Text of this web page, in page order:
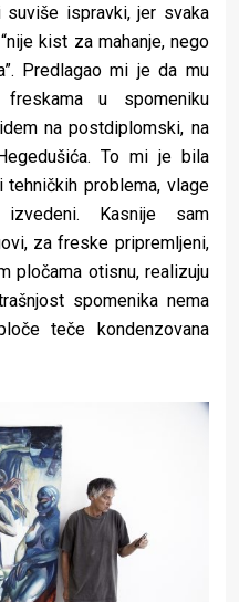
suviše ispravki, jer svaka
kist za mahanje, nego
Predlagao mi je da mu
u spomeniku
na postdiplomski, na
To mi je bila
problema, vlage
Kasnije sam
za freske pripremljeni,
pločama otisnu, realizuju
spomenika nema
teče kondenzovana